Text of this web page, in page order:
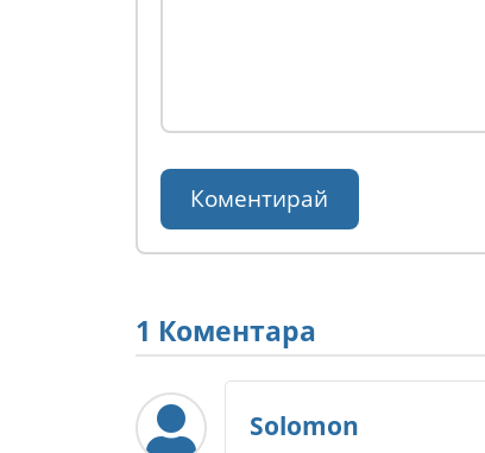
1 Коментара
Solomon